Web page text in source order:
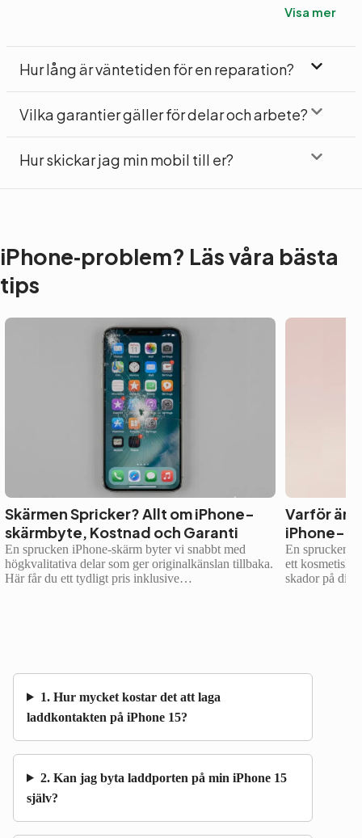
Visa mer
Hur lång är väntetiden för en reparation?
Vilka garantier gäller för delar och arbete?
Hur skickar jag min mobil till er?
iPhone‑problem? Läs våra bästa
tips
Skärmen Spricker? Allt om iPhone-
skärmbyte, Kostnad och Garanti
En sprucken iPhone-skärm byter vi snabbt med
högkvalitativa delar som ger originalkänslan tillbaka.
Här får du ett tydligt pris inklusive…
Varför är
iPhone-
En sprucken
ett kosmetiskt
skador på
1. Hur mycket kostar det att laga
laddkontakten på iPhone 15?
2. Kan jag byta laddporten på min iPhone 15
själv?